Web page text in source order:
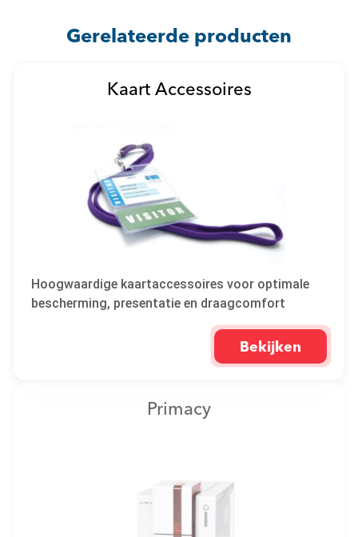
Gerelateerde producten
Kaart Accessoires
Hoogwaardige kaartaccessoires voor optimale
bescherming, presentatie en draagcomfort
Bekijken
Primacy